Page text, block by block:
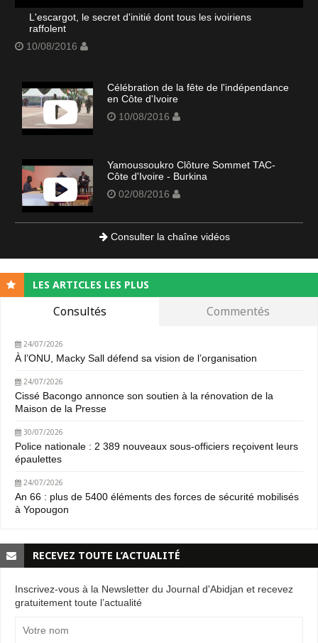
L'escargot, le secret d'initié dont tous les ivoiriens
raffolent
10/08/2016
Célébration de la fête de l'indépendance
en Côte d'Ivoire
10/08/2016
Yamoussoukro Clôture Sommet TAC-
Côte d'Ivoire - Burkina
02/08/2016
Consulter la chaîne vidéos
LES ARTICLES LES PLUS
Consultés Commentés
24/07/2026
À l’ONU, Macky Sall défend sa vision de l’organisation
24/07/2026
Cissé Bacongo annonce son soutien à la rénovation de la
Maison de la Presse
30/07/2026
Police nationale : 2 389 nouveaux sous-officiers reçoivent leurs
épaulettes
24/07/2026
An 66 : plus de 5400 éléments des forces de sécurité mobilisés
à Yopougon
RECEVEZ TOUTE L’ACTUALITÉ
Inscrivez-vous à la Newsletter du Journal d'Abidjan et recevez
gratuitement toute l’actualité